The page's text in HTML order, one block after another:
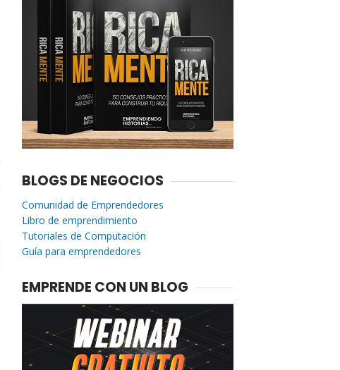
BLOGS DE NEGOCIOS
Comunidad de Emprendedores
Libro de emprendimiento
Tutoriales de Computación
Guía para emprendedores
EMPRENDE CON UN BLOG